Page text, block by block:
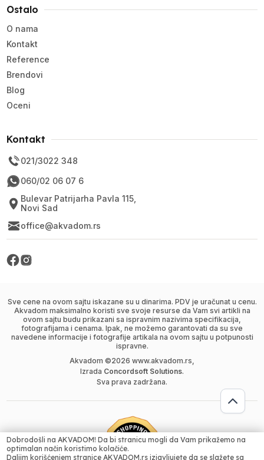
4390.00RSD
Ostalo
O nama
Kontakt
Reference
Brendovi
Blog
Oceni
Kontakt
021/3022 348
060/02 06 07 6
Bulevar Patrijarha Pavla 115,
Novi Sad
office@akvadom.rs
Sve cene na ovom sajtu iskazane su u dinarima. PDV je uračunat u cenu.
Akvadom maksimalno koristi sve svoje resurse da Vam svi artikli na
ovom sajtu budu prikazani sa ispravnim nazivima specifikacija,
fotografijama i cenama. Ipak, ne možemo garantovati da su sve
navedene informacije i fotografije artikala na ovom sajtu u potpunosti
ispravne.
Akvadom ©2026 www.akvadom.rs,
Izrada Concordsoft Solutions.
Sva prava zadržana.
Dobrodošli na AKVADOM! Da bi stranicu mogli da Vam prikažemo na
optimalan način koristimo kolačiće.
Daljim korišćenjem stranice AKVADOM.rs izjavljujete da se slažete sa